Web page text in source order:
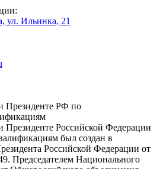
ул. Ильинка, 21
Президенте РФ по
Президенте Российской Федерации
был создан в
Российской Федерации от
Председателем Национального